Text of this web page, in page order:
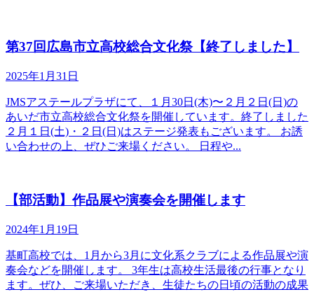
第37回広島市立高校総合文化祭【終了しました】
2025年1月31日
JMSアステールプラザにて、１月30日(木)〜２月２日(日)の
あいだ市立高校総合文化祭を開催しています。終了しました
２月１日(土)・２日(日)はステージ発表もございます。 お誘
い合わせの上、ぜひご来場ください。 日程や...
【部活動】作品展や演奏会を開催します
2024年1月19日
基町高校では、1月から3月に文化系クラブによる作品展や演
奏会などを開催します。 3年生は高校生活最後の行事となり
ます。ぜひ、ご来場いただき、生徒たちの日頃の活動の成果